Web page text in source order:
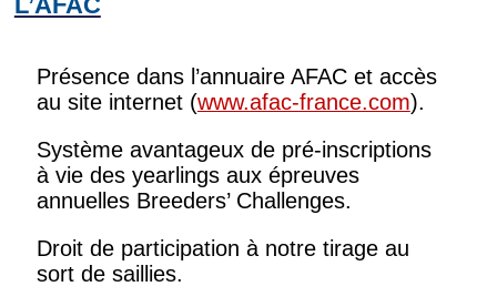
Présence dans l’annuaire AFAC et accès
au site internet (www.afac-france.com).
Système avantageux de pré-inscriptions
à vie des yearlings aux épreuves
annuelles Breeders’ Challenges.
Droit de participation à notre tirage au
sort de saillies.